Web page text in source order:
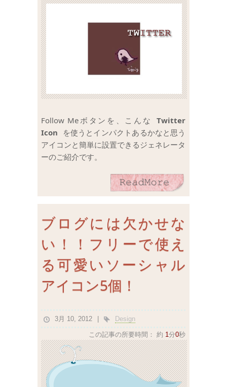
Follow Meボタンを、こんな
Twitter
Icon
を使うとインパクトあるかなと思う
アイコンと簡単に設置できるジェネレータ
ーのご紹介です。
ブログには欠かせな
い！！フリーで使え
る可愛いソーシャル
アイコン5個！
3月 10, 2012 Design
この記事の所要時間：約 1分0秒